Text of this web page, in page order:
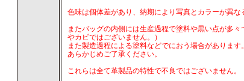
色味は個体差があり、納期により写真とカラーが異な
またバッグの内側には生産過程で塗料や黒い点が多
やカビではございません。）
また製造過程による塗料などでにおう場合があります
あらかじめご了承ください。
これらは全て革製品の特性で不良ではございません。